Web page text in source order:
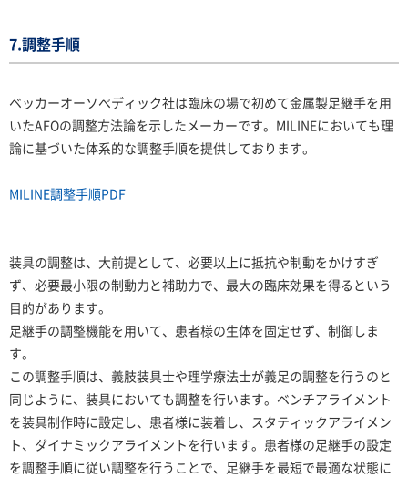
7.調整手順
ベッカーオーソぺディック社は臨床の場で初めて金属製足継手を用
いたAFOの調整方法論を示したメーカーです。MILINEにおいても理
論に基づいた体系的な調整手順を提供しております。
MILINE調整手順PDF
装具の調整は、大前提として、必要以上に抵抗や制動をかけすぎ
ず、必要最小限の制動力と補助力で、最大の臨床効果を得るという
目的があります。
足継手の調整機能を用いて、患者様の生体を固定せず、制御しま
す。
この調整手順は、義肢装具士や理学療法士が義足の調整を行うのと
同じように、装具においても調整を行います。ベンチアライメント
を装具制作時に設定し、患者様に装着し、スタティックアライメン
ト、ダイナミックアライメントを行います。患者様の足継手の設定
を調整手順に従い調整を行うことで、足継手を最短で最適な状態に